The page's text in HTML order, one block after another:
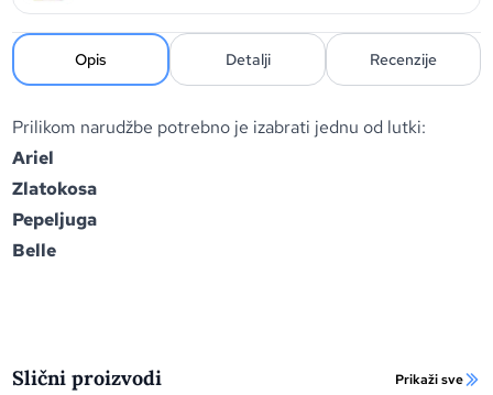
Opis Detalji Recenzije
Prilikom narudžbe potrebno je izabrati jednu od lutki:
Ariel
Zlatokosa
Pepeljuga
Belle
Slični proizvodi Prikaži sve